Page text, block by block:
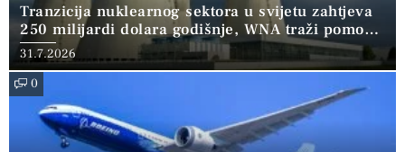
Tranzicija nuklearnog sektora u svijetu zahtjeva
250 milijardi dolara godišnje, WNA traži pomoć
banaka
31.7.2026
0